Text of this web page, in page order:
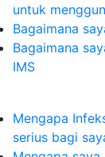
untuk
Bagaimana
Bagaimana
IMS
Mengapa
serius bagi